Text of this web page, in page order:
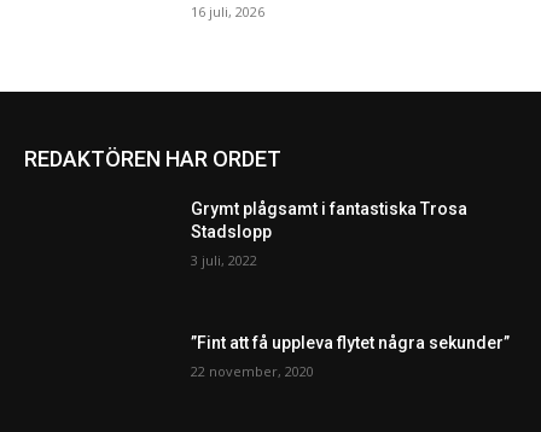
16 juli, 2026
REDAKTÖREN HAR ORDET
Grymt plågsamt i fantastiska Trosa
Stadslopp
3 juli, 2022
”Fint att få uppleva flytet några sekunder”
22 november, 2020